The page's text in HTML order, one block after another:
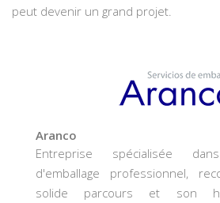
peut devenir un grand projet.
Aranco
Entreprise spécialisée
d'emballage professionnel,
solide parcours et son